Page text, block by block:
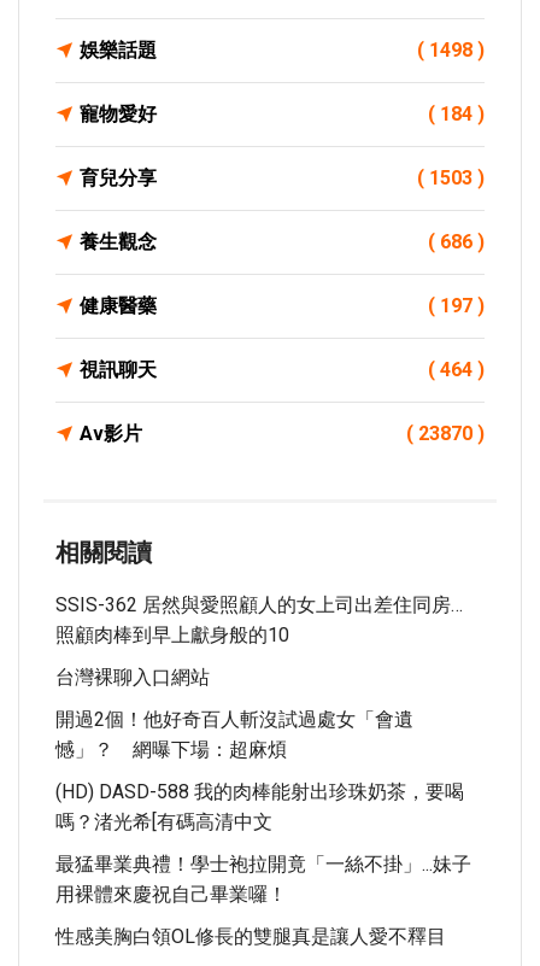
娛樂話題 ( 1498 )
寵物愛好 ( 184 )
育兒分享 ( 1503 )
養生觀念 ( 686 )
健康醫藥 ( 197 )
視訊聊天 ( 464 )
Av影片 ( 23870 )
相關閱讀
SSIS-362 居然與愛照顧人的女上司出差住同房…
照顧肉棒到早上獻身般的10
台灣裸聊入口網站
開過2個！他好奇百人斬沒試過處女「會遺
憾」？ 網曝下場：超麻煩
(HD) DASD-588 我的肉棒能射出珍珠奶茶，要喝
嗎？渚光希[有碼高清中文
最猛畢業典禮！學士袍拉開竟「一絲不掛」...妹子
用裸體來慶祝自己畢業囉！
性感美胸白領OL修長的雙腿真是讓人愛不釋目